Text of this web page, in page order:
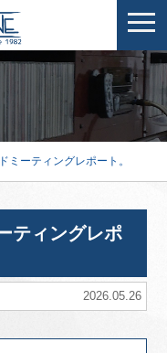
ーティングレポート。
ティングレポ
2026.05.26